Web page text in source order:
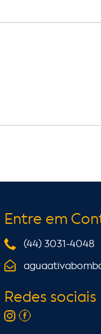
Entre em
(44) 3031-4048
Redes sociais